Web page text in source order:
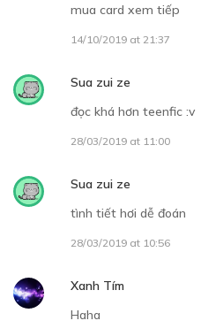
mua card xem tiếp
14/10/2019 at 21:37
Sua zui ze
đọc khá hơn teenfic :v
28/03/2019 at 11:00
Sua zui ze
tình tiết hơi dễ đoán
28/03/2019 at 10:56
Xanh Tím
Haha